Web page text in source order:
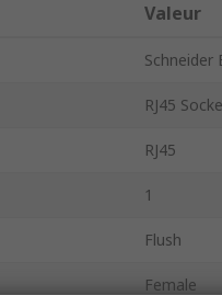
Valeur
Schneider
RJ45
RJ45
1
Flush
Female